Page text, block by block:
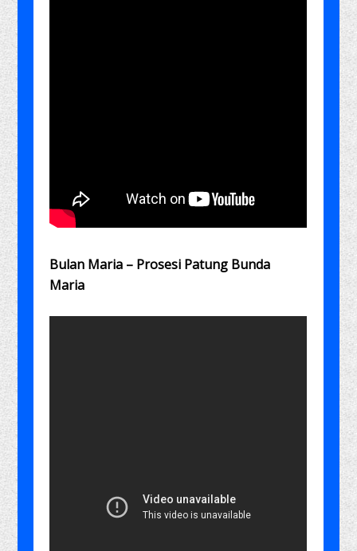
Bulan Maria – Prosesi Patung Bunda
Maria